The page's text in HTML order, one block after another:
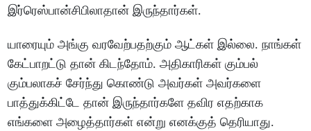
இர்ரெஸ்பான்சிபிலாதான் இருந்தார்கள்.
யாரையும் அங்கு வரவேற்பதற்கும் ஆட்கள் இல்லை. நாங்கள்
கேட்பாறட்டு தான் கிடந்தோம். அதிகாரிகள் கும்பல்
கும்பலாகச் சேர்ந்து கொண்டு அவர்கள் அவர்களை
பாத்துக்கிட்டே தான் இருந்தார்களே தவிர எதற்காக
எங்களை அழைத்தார்கள் என்று எனக்குத் தெரியாது.